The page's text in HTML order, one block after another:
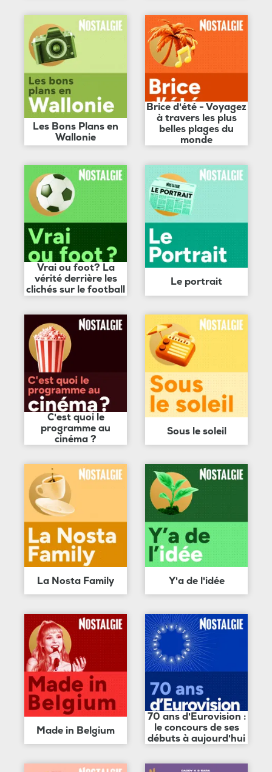
Les Bons Plans en
Wallonie
Brice d'été - Voyagez
à travers les plus
belles plages du
monde
Vrai ou foot? La
vérité derrière les
clichés sur le football
Le portrait
C'est quoi le
programme au
cinéma ?
Sous le soleil
La Nosta Family Y'a de l'idée
Made in Belgium
70 ans d'Eurovision :
le concours de ses
débuts à aujourd'hui